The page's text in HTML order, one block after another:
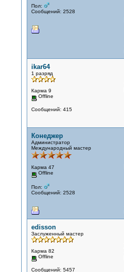
Пол:
Сообщений: 2528
ikar64
1 разряд
Карма 9
Offline
Сообщений: 415
Конеджер
Администратор
Международный мастер
Карма 47
Offline
Пол:
Сообщений: 2528
edisson
Заслуженный мастер
Карма 82
Offline
Сообщений: 5457